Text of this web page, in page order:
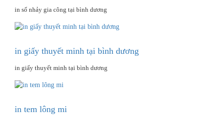
in số nhảy gia công tại bình dương
in giấy thuyết minh tại bình dương
in giấy thuyết minh tại bình dương
in tem lông mi